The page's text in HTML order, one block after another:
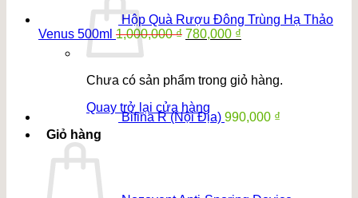
Chưa có sản phẩm trong giỏ hàng.
Quay trở lại cửa hàng
Giỏ hàng
Hộp Quà Rượu Đông Trùng Hạ Thảo
Venus 500ml 1,000,000₫ Giá
1,000,000 ₫.
780,000 ₫
là:
780,000 ₫.
Bifina R (Nội Địa) 990,000 ₫